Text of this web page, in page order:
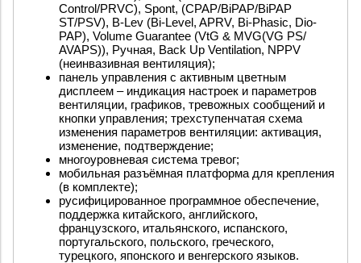
Control/PRVC), Spont, (CPAP/BiPAP/BiPAP
ST/PSV), B-Lev (Bi-Level, APRV, Bi-Phasic, Dio-
PAP), Volume Guarantee (VtG & MVG(VG PS/
AVAPS)), Ручная, Back Up Ventilation, NPPV
(неинвазивная вентиляция);
панель управления с активным цветным
дисплеем – индикация настроек и параметров
вентиляции, графиков, тревожных сообщений и
кнопки управления; трехступенчатая схема
изменения параметров вентиляции: активация,
изменение, подтверждение;
многоуровневая система тревог;
мобильная разъёмная платформа для крепления
(в комплекте);
русифицированное программное обеспечение,
поддержка китайского, английского,
французского, итальянского, испанского,
португальского, польского, греческого,
турецкого, японского и венгерского языков.